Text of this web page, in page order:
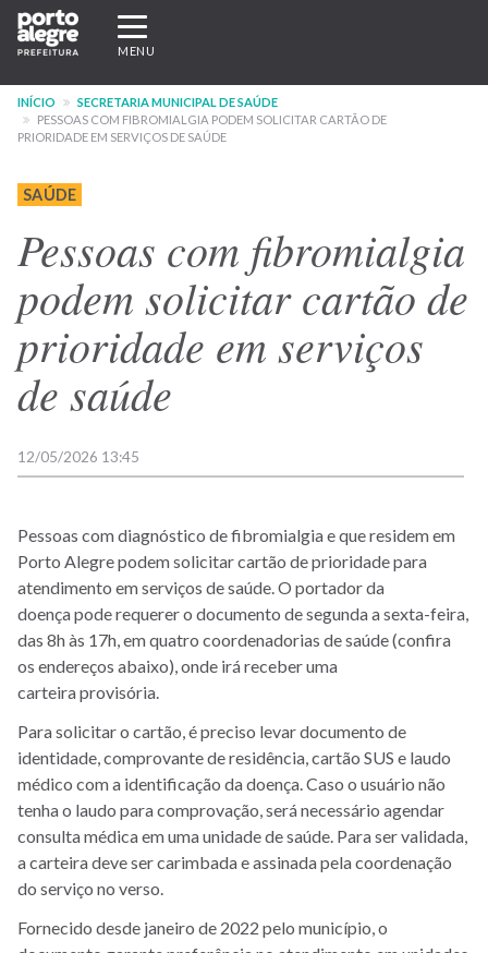
Pular
para
conteúdo
principal
Expandir/recolher
navegação
MENU
INÍCIO
SECRETARIA MUNICIPAL DE SAÚDE
PESSOAS COM FIBROMIALGIA PODEM SOLICITAR CARTÃO DE
PRIORIDADE EM SERVIÇOS DE SAÚDE
SAÚDE
Pessoas com fibromialgia
podem solicitar cartão de
prioridade em serviços
de saúde
12/05/2026 13:45
Pessoas com diagnóstico de fibromialgia e que residem em
Porto Alegre podem solicitar cartão de prioridade para
atendimento em serviços de saúde. O portador da
doença pode requerer o documento de segunda a sexta-feira,
das 8h às 17h, em quatro coordenadorias de saúde (confira
os endereços abaixo), onde irá receber uma
carteira provisória.
Para solicitar o cartão, é preciso levar documento de
identidade, comprovante de residência, cartão SUS e laudo
médico com a identificação da doença. Caso o usuário não
tenha o laudo para comprovação, será necessário agendar
consulta médica em uma unidade de saúde. Para ser validada,
a carteira deve ser carimbada e assinada pela coordenação
do serviço no verso.
Fornecido desde janeiro de 2022 pelo município, o